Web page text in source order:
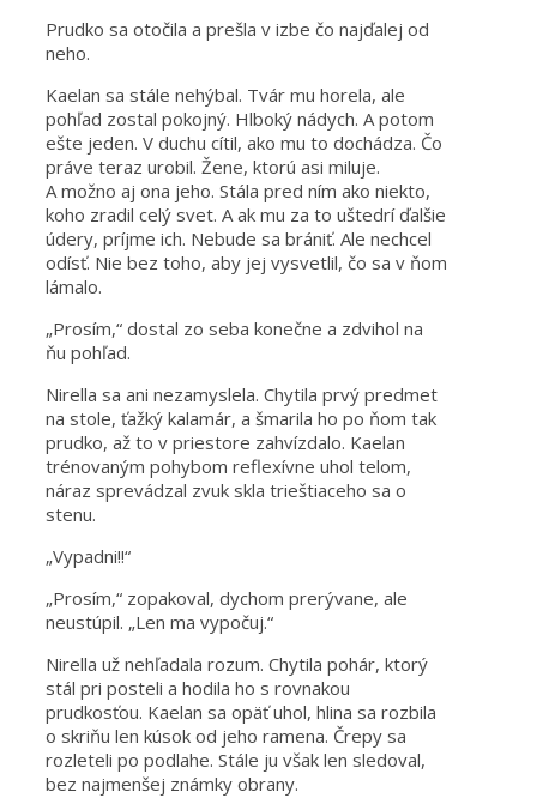
Prudko sa otočila a prešla v izbe čo najďalej od
neho.
Kaelan sa stále nehýbal. Tvár mu horela, ale
pohľad zostal pokojný. Hlboký nádych. A potom
ešte jeden. V duchu cítil, ako mu to dochádza. Čo
práve teraz urobil. Žene, ktorú asi miluje.
A možno aj ona jeho. Stála pred ním ako niekto,
koho zradil celý svet. A ak mu za to uštedrí ďalšie
údery, príjme ich. Nebude sa brániť. Ale nechcel
odísť. Nie bez toho, aby jej vysvetlil, čo sa v ňom
lámalo.
„Prosím,“ dostal zo seba konečne a zdvihol na
ňu pohľad.
Nirella sa ani nezamyslela. Chytila prvý predmet
na stole, ťažký kalamár, a šmarila ho po ňom tak
prudko, až to v priestore zahvízdalo. Kaelan
trénovaným pohybom reflexívne uhol telom,
náraz sprevádzal zvuk skla trieštiaceho sa o
stenu.
„Vypadni!!“
„Prosím,“ zopakoval, dychom prerývane, ale
neustúpil. „Len ma vypočuj.“
Nirella už nehľadala rozum. Chytila pohár, ktorý
stál pri posteli a hodila ho s rovnakou
prudkosťou. Kaelan sa opäť uhol, hlina sa rozbila
o skriňu len kúsok od jeho ramena. Črepy sa
rozleteli po podlahe. Stále ju však len sledoval,
bez najmenšej známky obrany.